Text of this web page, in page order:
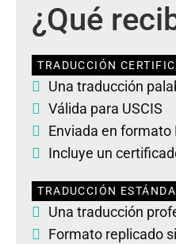
¿Qué
TRADUCCIÓN
Una traducción
Válida para USCIS
Enviada en formato
Incluye un
TRADUCCIÓN
Una traducción
Formato replicado